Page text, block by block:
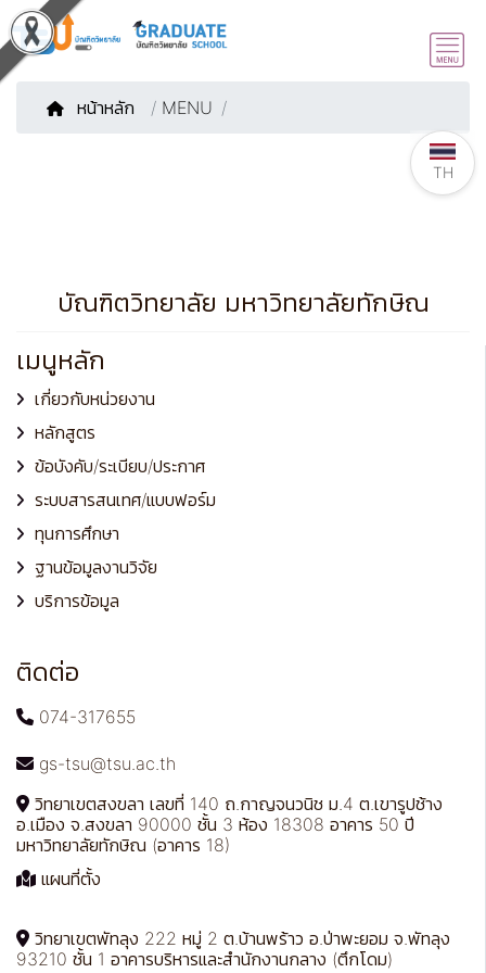
หน้าหลัก / MENU
บัณฑิตวิทยาลัย มหาวิทยาลัยทักษิณ
เมนูหลัก
เกี่ยวกับหน่วยงาน
หลักสูตร
ข้อบังคับ/ระเบียบ/ประกาศ
ระบบสารสนเทศ/แบบฟอร์ม
ทุนการศึกษา
ฐานข้อมูลงานวิจัย
บริการข้อมูล
ติดต่อ
074-317655
gs-tsu@tsu.ac.th
วิทยาเขตสงขลา เลขที่ 140 ถ.กาญจนวนิช ม.4 ต.เขารูปช้าง
อ.เมือง จ.สงขลา 90000 ชั้น 3 ห้อง 18308 อาคาร 50 ปี
มหาวิทยาลัยทักษิณ (อาคาร 18)
แผนที่ตั้ง
วิทยาเขตพัทลุง 222 หมู่ 2 ต.บ้านพร้าว อ.ป่าพะยอม จ.พัทลุง
93210 ชั้น 1 อาคารบริหารและสำนักงานกลาง (ตึกโดม)
TH